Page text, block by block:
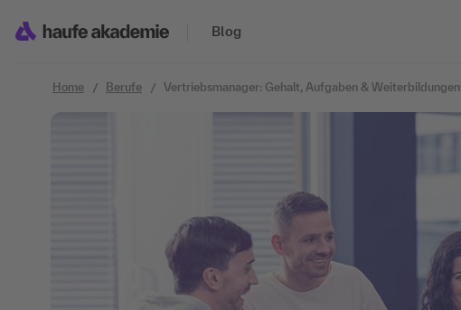
Blog
Home Berufe Vertriebsmanager: Gehalt, Aufgaben & Weiterbildungen